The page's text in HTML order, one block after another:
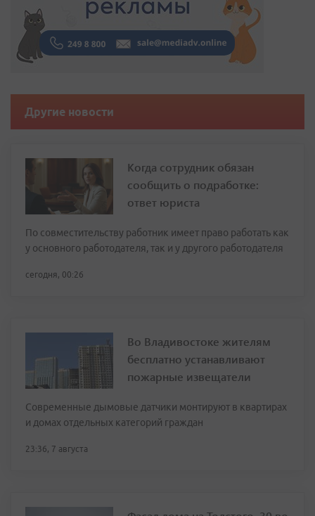
Другие новости
Когда сотрудник обязан
сообщить о подработке:
ответ юриста
По совместительству работник имеет право работать как
у основного работодателя, так и у другого работодателя
сегодня, 00:26
Во Владивостоке жителям
бесплатно устанавливают
пожарные извещатели
Современные дымовые датчики монтируют в квартирах
и домах отдельных категорий граждан
23:36, 7 августа